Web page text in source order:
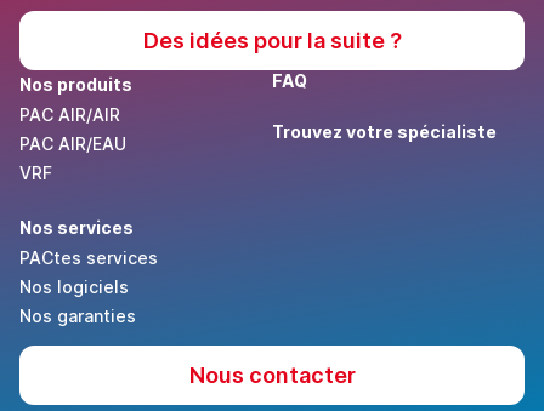
Des idées pour la suite ?
Nos produits
PAC AIR/AIR
PAC AIR/EAU
VRF
Nos services
PACtes services
Nos logiciels
Nos garanties
FAQ
Trouvez votre spécialiste
Nous contacter